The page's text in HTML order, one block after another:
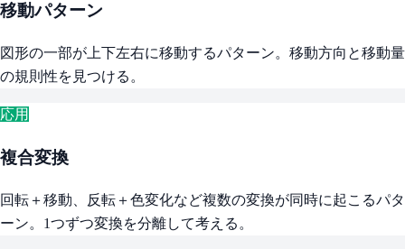
移動パターン
図形の一部が上下左右に移動するパターン。移動方向と移動量
の規則性を見つける。
応用
複合変換
回転＋移動、反転＋色変化など複数の変換が同時に起こるパタ
ーン。1つずつ変換を分離して考える。